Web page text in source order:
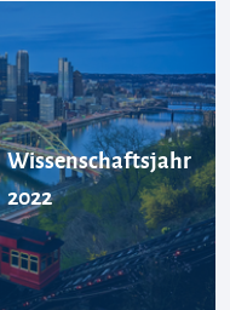
Wissenschaftsjahr
2022